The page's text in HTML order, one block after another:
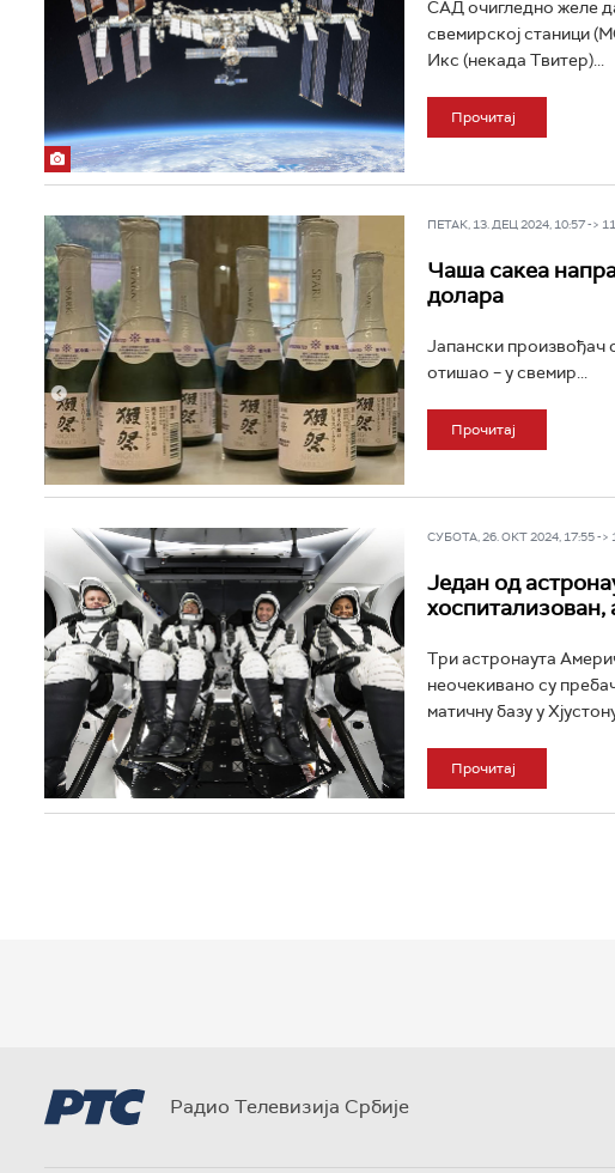
САД очигледно желе
свемирској станици
Икс (некада Твитер)...
Прочитај
ПЕТАК, 13. ДЕЦ 2024, 10:57 ->
Чаша сакеа
долара
Јапански произвођач
отишао – у свемир...
Прочитај
СУБОТА, 26. ОКТ 2024, 17:55 ->
Један од
хоспитализован,
Три астронаута
неочекивано су
матичну базу у
Прочитај
Радио Телевизија Србије